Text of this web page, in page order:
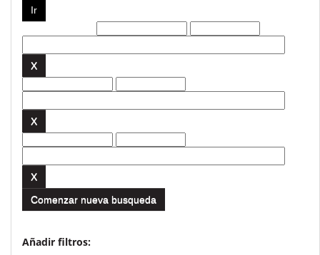
Comenzar nueva busqueda
Añadir filtros: